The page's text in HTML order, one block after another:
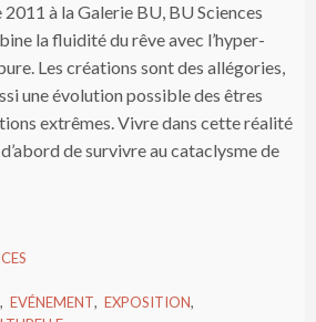
à la Galerie BU, BU Sciences
la fluidité du rêve avec l’hyper-
Les créations sont des allégories,
une évolution possible des êtres
extrêmes. Vivre dans cette réalité
de survivre au cataclysme de
, EVÉNEMENT, EXPOSITION,